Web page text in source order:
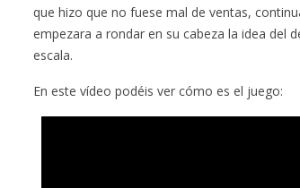
que hizo que no fuese mal de ventas,
empezara a rondar en su cabeza la idea del
escala.
En este vídeo podéis ver cómo es el juego: